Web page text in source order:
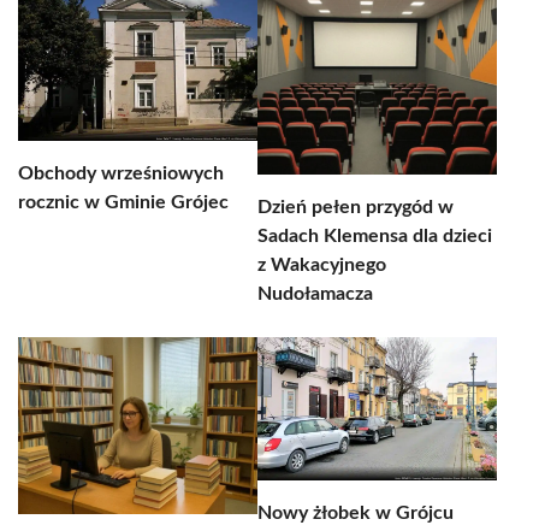
Obchody wrześniowych
rocznic w Gminie Grójec
Dzień pełen przygód w
Sadach Klemensa dla dzieci
z Wakacyjnego
Nudołamacza
Nowy żłobek w Grójcu